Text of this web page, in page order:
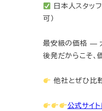
日本人スタッ
可）
最安級の価格 —
後発だからこそ、
他社とぜひ比
公式サイ